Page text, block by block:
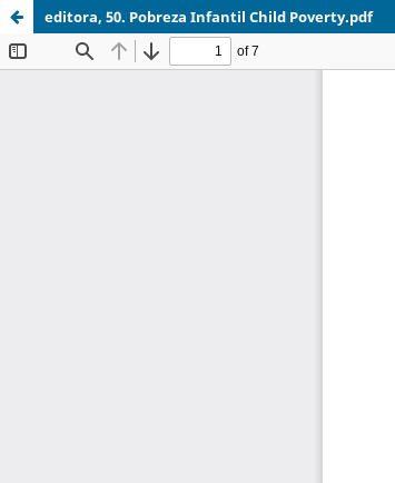
editora, 50. Pobreza Infantil Child Poverty.pdf